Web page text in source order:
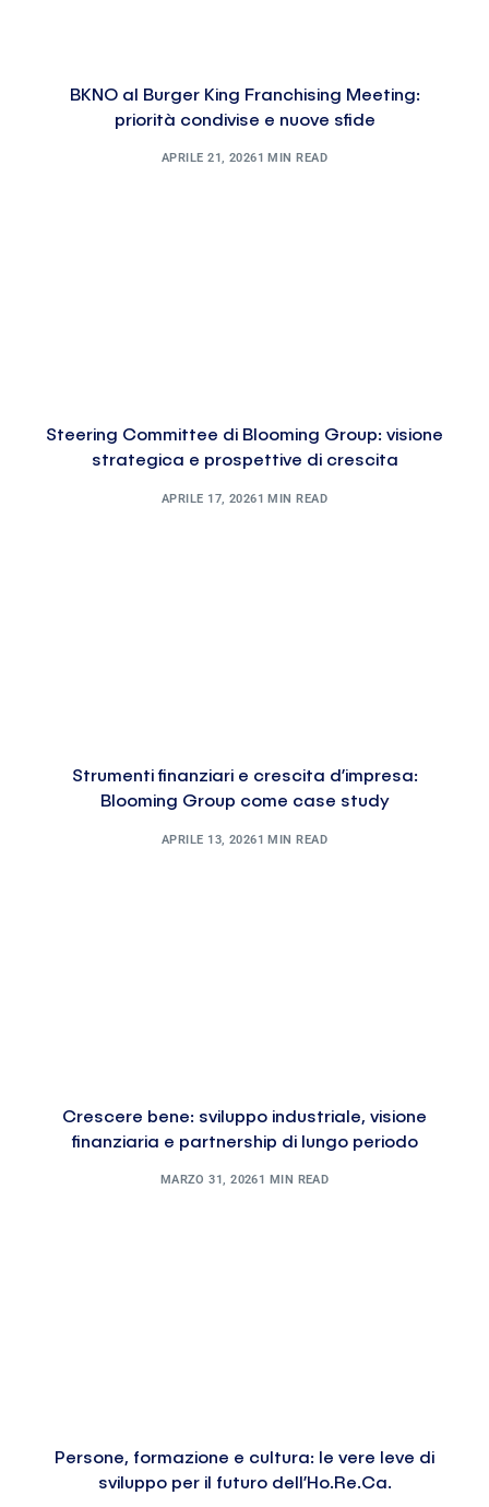
BKNO al Burger King Franchising Meeting:
priorità condivise e nuove sfide
APRILE 21, 20261 MIN READ
Steering Committee di Blooming Group: visione
strategica e prospettive di crescita
APRILE 17, 20261 MIN READ
Strumenti finanziari e crescita d’impresa:
Blooming Group come case study
APRILE 13, 20261 MIN READ
Crescere bene: sviluppo industriale, visione
finanziaria e partnership di lungo periodo
MARZO 31, 20261 MIN READ
Persone, formazione e cultura: le vere leve di
sviluppo per il futuro dell’Ho.Re.Ca.